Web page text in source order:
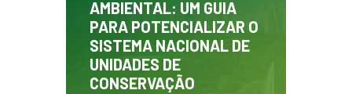
AMBIENTAL: UM GUIA
PARA POTENCIALIZAR O
SISTEMA NACIONAL DE
UNIDADES DE
CONSERVAÇÃO